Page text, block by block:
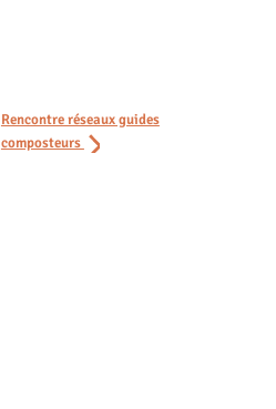
Rencontre réseaux guides
composteurs